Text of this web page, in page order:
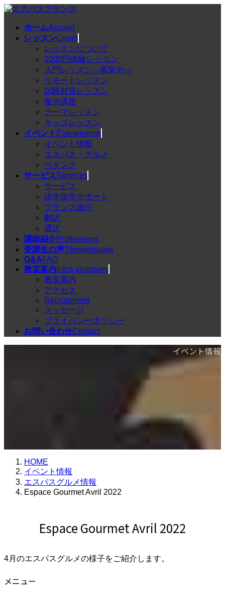
コ
ナ
ホームAccueil
レッスンCours
レッスンについて
2000円体験レッスン
入門レッスン---募集中---
リモートレッスン
試験対策レッスン
集中講座
テーマレッスン
キッズレッスン
イベント Évènements
イベント情報
エスパス・グルメ
ペタンク
サービスServices
サービス
語学留学サポート
フランス旅行
翻訳
通訳
講師紹介Professeurs
受講生の声Témoignages
Q&AFAQ
教室案内 Infos pratiques
教室案内
アクセス
Recrutement
メッセージ
プライバシーポリシー
お問い合わせContact
イベント情報
HOME
イベント情報
エスパスグルメ情報
Espace Gourmet Avril 2022
Espace Gourmet Avril 2022
4月のエスパスグルメの様子をご紹介します。
メニュー